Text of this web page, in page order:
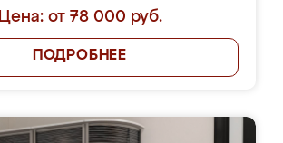
Цена: от 78 000 руб.
ПОДРОБНЕЕ